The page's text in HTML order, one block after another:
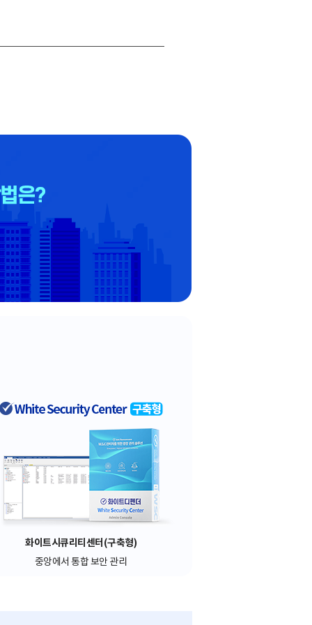
화이트시큐리티센터(구축형)
중앙에서 통합 보안 관리